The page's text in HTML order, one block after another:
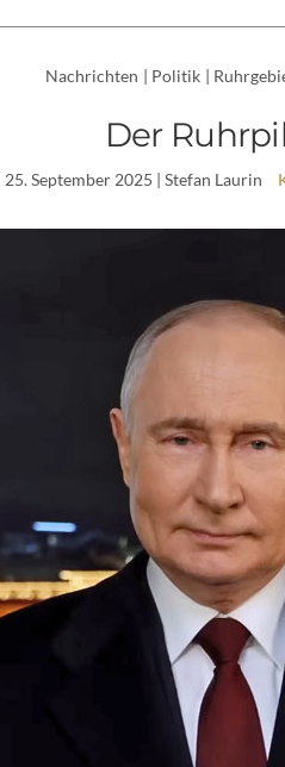
Nachrichten | Politik |
Der
25. September 2025 | Stefan Laurin